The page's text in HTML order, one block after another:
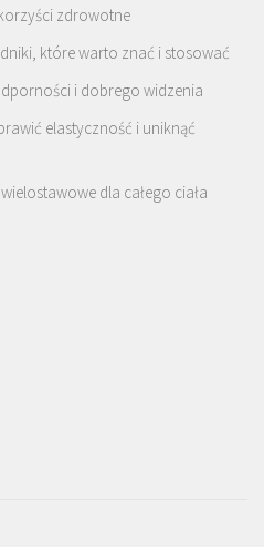
zdrowotne
które warto znać i stosować
i dobrego widzenia
elastyczność i uniknąć
dla całego ciała